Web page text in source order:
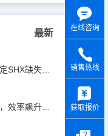
最新
CAD缺少shx文件怎么办？三招搞定SHX缺失难题
CAD批量打印？无插件1分钟搞定，效率飙升90%！
在线咨询
销售热线
获取报价